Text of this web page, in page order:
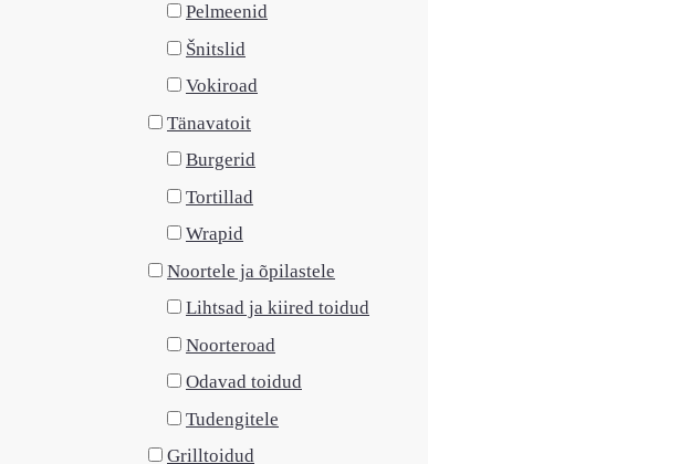
Pelmeenid
Šnitslid
Vokiroad
Tänavatoit
Burgerid
Tortillad
Wrapid
Noortele ja õpilastele
Lihtsad ja kiired toidud
Noorteroad
Odavad toidud
Tudengitele
Grilltoidud